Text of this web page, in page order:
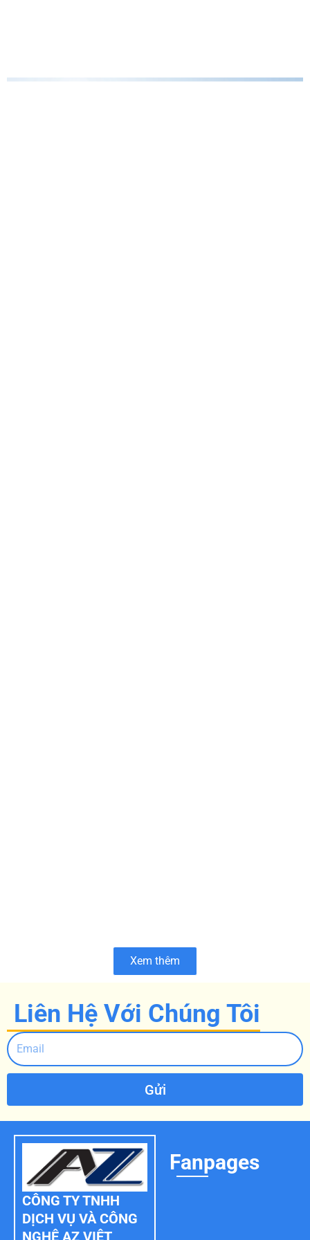
Xem thêm
Liên Hệ Với Chúng Tôi
Gửi
CÔNG TY TNHH
DỊCH VỤ VÀ CÔNG
NGHỆ AZ VIỆT
Fanpages